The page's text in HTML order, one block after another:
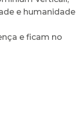
e humanidade
e ficam no